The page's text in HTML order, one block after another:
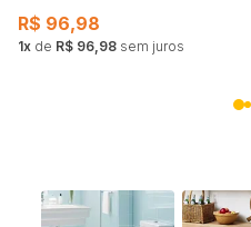
R$ 96,98
1 de R$ 96,98 sem juros